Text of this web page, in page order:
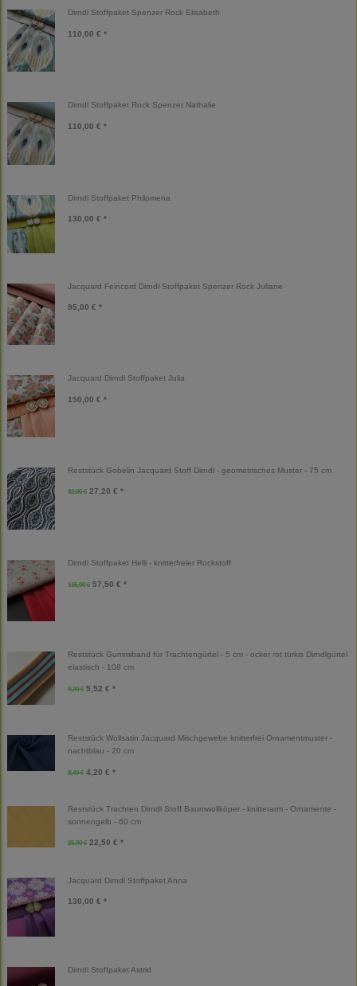
Dirndl Stoffpaket Spenzer Rock Elisabeth
110,00 € *
Dirndl Stoffpaket Rock Spenzer Nathalie
110,00 € *
Dirndl Stoffpaket Philomena
130,00 € *
Jacquard Feincord Dirndl Stoffpaket Spenzer Rock Juliane
95,00 € *
Jacquard Dirndl Stoffpaket Julia
150,00 € *
Reststück Gobelin Jacquard Stoff Dirndl - geometrisches Muster - 75 cm
32,00 € 27,20 € *
Dirndl Stoffpaket Helli - knitterfreier Rockstoff
115,00 € 57,50 € *
Reststück Gummiband für Trachtengürtel - 5 cm - ocker rot türkis Dirndlgürtel
elastisch - 108 cm
9,20 € 5,52 € *
Reststück Wollsatin Jacquard Mischgewebe knitterfrei Ornamentmuster -
nachtblau - 20 cm
8,40 € 4,20 € *
Reststück Trachten Dirndl Stoff Baumwollköper - knitterarm - Ornamente -
sonnengelb - 60 cm
25,00 € 22,50 € *
Jacquard Dirndl Stoffpaket Anna
130,00 € *
Dirndl Stoffpaket Astrid